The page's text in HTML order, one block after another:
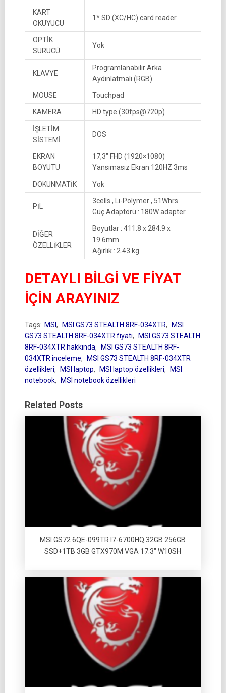
KART
OKUYUCU
1* SD (XC/HC) card reader
OPTİK
SÜRÜCÜ
Yok
KLAVYE
Programlanabilir Arka
Aydınlatmalı (RGB)
MOUSE Touchpad
KAMERA HD type (30fps@720p)
İŞLETİM
SİSTEMİ
DOS
EKRAN
BOYUTU
17,3″ FHD (1920×1080)
Yansımasız Ekran 120HZ 3ms
DOKUNMATİK Yok
PİL
3cells , Li-Polymer , 51Whrs
Güç Adaptörü : 180W adapter
DİĞER
ÖZELLİKLER
Boyutlar : 411.8 x 284.9 x
19.6mm
Ağırlık : 2.43 kg
DETAYLI BİLGİ VE FİYAT
İÇİN ARAYINIZ
Tags: MSI , MSI GS73 STEALTH 8RF-034XTR,
MSI
GS73 STEALTH 8RF-034XTR fiyatı,
MSI GS73 STEALTH
8RF-034XTR hakkında,
MSI GS73 STEALTH 8RF-
034XTR inceleme,
MSI GS73 STEALTH 8RF-034XTR
özellikleri, MSI laptop, MSI laptop özellikleri,
MSI
notebook, MSI notebook özellikleri
Related Posts
MSI GS72 6QE-099TR I7-6700HQ 32GB 256GB
SSD+1TB 3GB GTX970M VGA 17.3″ W10SH